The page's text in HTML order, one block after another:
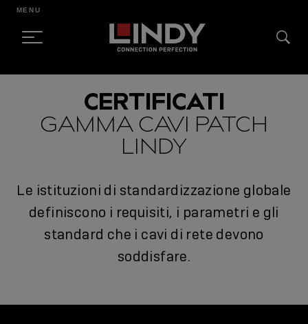
CONTENT
MENU
CERTIFICATI
GAMMA CAVI PATCH
LINDY
Le istituzioni di standardizzazione globale
definiscono i requisiti, i parametri e gli
standard che i cavi di rete devono
soddisfare.